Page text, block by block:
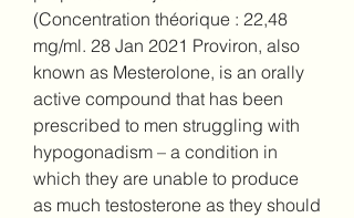
(Concentration théorique : 22,48
mg/ml. 28 Jan 2021 Proviron, also
known as Mesterolone, is an orally
active compound that has been
prescribed to men struggling with
hypogonadism – a condition in
which they are unable to produce
as much testosterone as they should